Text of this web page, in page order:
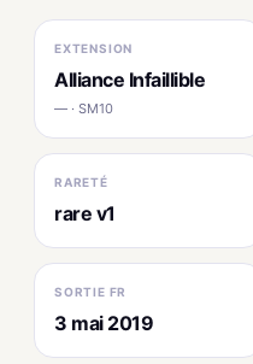
EXTENSION
Alliance Infaillible
— · SM10
RARETÉ
rare v1
SORTIE FR
3 mai 2019